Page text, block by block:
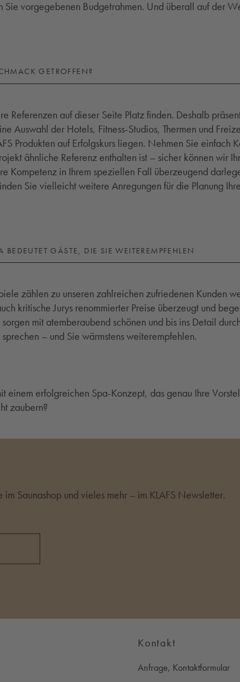
Sie vorgegebenen Budgetrahmen. Und überall auf der
GETROFFEN?
Referenzen auf dieser Seite Platz finden. Deshalb
Auswahl der Hotels, Fitness-Studios, Thermen und
Produkten auf Erfolgskurs liegen. Nehmen Sie einfach
ähnliche Referenz enthalten ist – sicher können wir
Kompetenz in Ihrem speziellen Fall überzeugend
Sie vielleicht weitere Anregungen für die Planung
BEDEUTET GÄSTE, DIE SIE WEITEREMPFEHLEN
zählen zu unseren zahlreichen zufriedenen Kunden
kritische Jurys renommierter Preise überzeugt und
mit atemberaubend schönen und bis ins Detail
– und Sie wärmstens weiterempfehlen.
einem erfolgreichen Spa-Konzept, das genau Ihre
zaubern?
Saunashop und vieles mehr – im KLAFS Newsletter.
Kontakt
Anfrage, Kontaktformular